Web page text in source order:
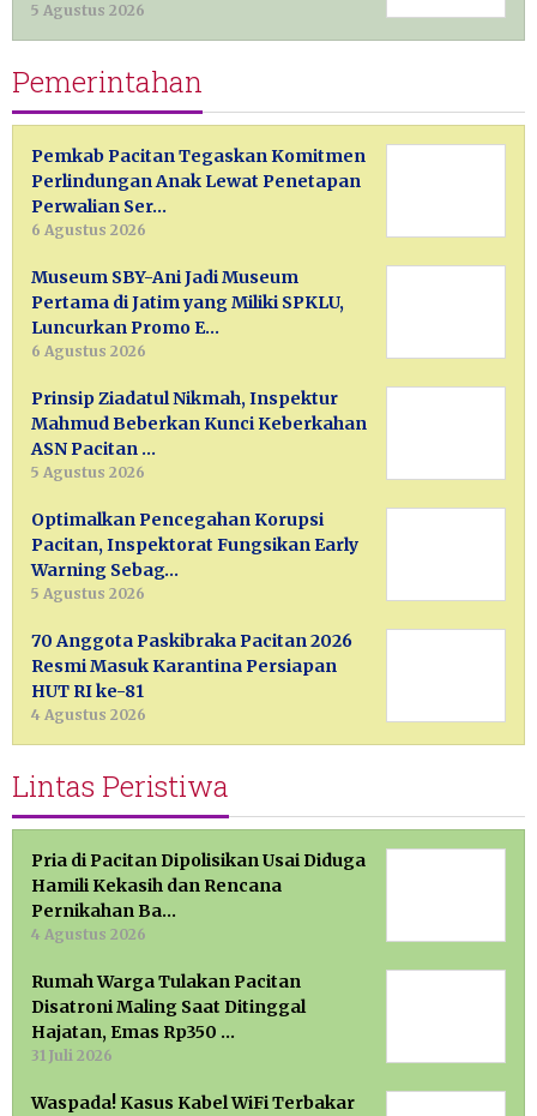
5 Agustus 2026
Pemerintahan
Pemkab Pacitan Tegaskan Komitmen
Perlindungan Anak Lewat Penetapan
Perwalian Ser…
6 Agustus 2026
Museum SBY-Ani Jadi Museum
Pertama di Jatim yang Miliki SPKLU,
Luncurkan Promo E…
6 Agustus 2026
Prinsip Ziadatul Nikmah, Inspektur
Mahmud Beberkan Kunci Keberkahan
ASN Pacitan …
5 Agustus 2026
Optimalkan Pencegahan Korupsi
Pacitan, Inspektorat Fungsikan Early
Warning Sebag…
5 Agustus 2026
70 Anggota Paskibraka Pacitan 2026
Resmi Masuk Karantina Persiapan
HUT RI ke-81
4 Agustus 2026
Lintas Peristiwa
Pria di Pacitan Dipolisikan Usai Diduga
Hamili Kekasih dan Rencana
Pernikahan Ba…
4 Agustus 2026
Rumah Warga Tulakan Pacitan
Disatroni Maling Saat Ditinggal
Hajatan, Emas Rp350 …
31 Juli 2026
Waspada! Kasus Kabel WiFi Terbakar